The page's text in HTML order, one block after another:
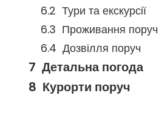
Тури та екскурсії
Проживання поруч
Дозвілля поруч
Детальна погода
Курорти поруч